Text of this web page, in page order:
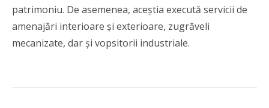
patrimoniu. De asemenea, aceștia execută servicii de
amenajări interioare și exterioare, zugrăveli
mecanizate, dar și vopsitorii industriale.